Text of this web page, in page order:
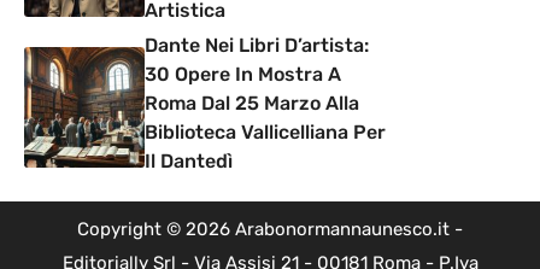
Artistica
Dante Nei Libri D’artista:
30 Opere In Mostra A
Roma Dal 25 Marzo Alla
Biblioteca Vallicelliana Per
Il Dantedì
Copyright © 2026 Arabonormannaunesco.it -
Editorially Srl - Via Assisi 21 - 00181 Roma - P.Iva